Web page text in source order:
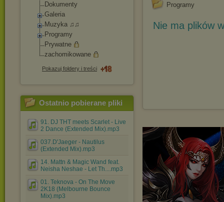
Dokumenty
Galeria
Muzyka ♫♫
Programy
Prywatne
zachomikowane
Pokazuj foldery i treści
Ostatnio pobierane pliki
91. DJ THT meets Scarlet - Live
2 Dance (Extended Mix).mp3
037.D'Jaeger - Nautilus
(Extended Mix).mp3
14. Mattn & Magic Wand feat.
Neisha Neshae - Let Th....mp3
01. Teknova - On The Move
2K18 (Melbourne Bounce
Mix).mp3
Programy
Nie ma plików